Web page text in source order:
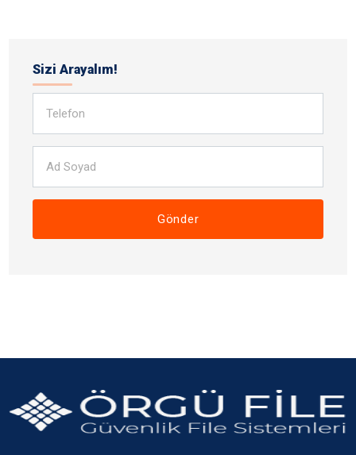
Sizi Arayalım!
Gönder